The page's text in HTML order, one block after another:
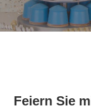
Feiern Sie